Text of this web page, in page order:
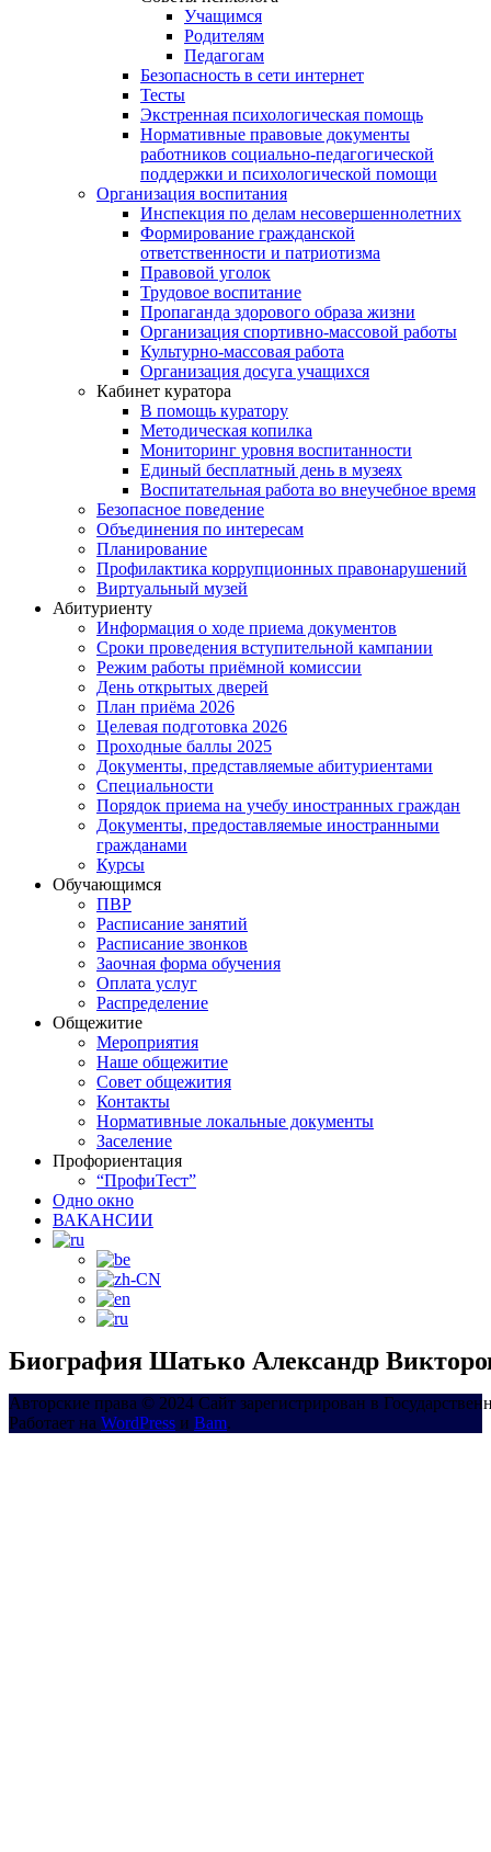
Учащимся
Родителям
Педагогам
Безопасность в сети интернет
Тесты
Экстренная психологическая помощь
Нормативные правовые документы
работников социально-педагогической
поддержки и психологической помощи
Организация воспитания
Инспекция по делам несовершеннолетних
Формирование гражданской
ответственности и патриотизма
Правовой уголок
Трудовое воспитание
Пропаганда здорового образа жизни
Организация спортивно-массовой работы
Культурно-массовая работа
Организация досуга учащихся
Кабинет куратора
В помощь куратору
Методическая копилка
Мониторинг уровня воспитанности
Единый бесплатный день в музеях
Воспитательная работа во внеучебное время
Безопасное поведение
Объединения по интересам
Планирование
Профилактика коррупционных правонарушений
Виртуальный музей
Абитуриенту
Информация о ходе приема документов
Сроки проведения вступительной кампании
Режим работы приёмной комиссии
День открытых дверей
План приёма 2026
Целевая подготовка 2026
Проходные баллы 2025
Документы, представляемые абитуриентами
Специальности
Порядок приема на учебу иностранных граждан
Документы, предоставляемые иностранными
гражданами
Курсы
Обучающимся
ПВР
Расписание занятий
Расписание звонков
Заочная форма обучения
Оплата услуг
Распределение
Общежитие
Мероприятия
Наше общежитие
Совет общежития
Контакты
Нормативные локальные документы
Заселение
Профориентация
“ПрофиТест”
Одно окно
ВАКАНСИИ
Биография Шатько Александр
Авторские права © 2024 Сайт зарегистрирован в
Работает на WordPress и Bam.